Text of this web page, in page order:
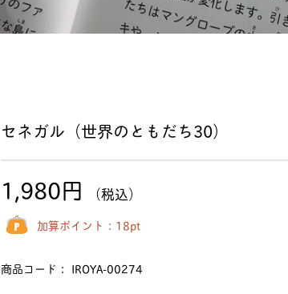
セネガル（世界のともだち30）
1,980円 （税込）
加算ポイント： 18pt
商品コード： IROYA-00274